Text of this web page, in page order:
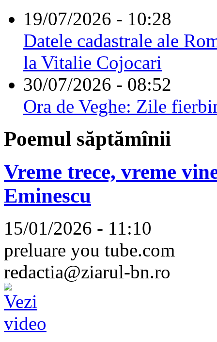
19/07/2026 - 10:28
Datele cadastrale ale
la Vitalie Cojocari
30/07/2026 - 08:52
Ora de Veghe: Zile
Poemul săptămînii
Vreme trece, vreme
Eminescu
15/01/2026 - 11:10
preluare you tube.com
redactia@ziarul-bn.ro